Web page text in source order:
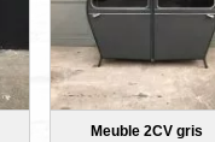
Meuble 2CV gris